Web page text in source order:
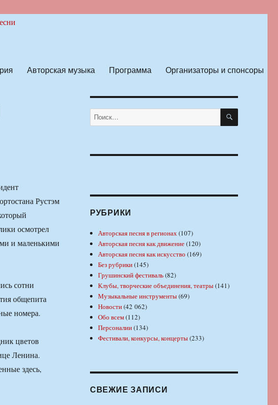
Авторская музыка Программа Организаторы и спонсоры
Рустэм
осмотрел
и маленькими
сотни
общепита
номера.
цветов
Ленина.
здесь,
Искать: ПОИСК
РУБРИКИ
Авторская песня в регионах(107)
Авторская песня как движение(120)
Авторская песня как искусство (169)
Без рубрики(145)
Грушинский фестиваль(82)
Клубы, творческие объединения, театры(141)
Музыкальные инструменты(69)
Новости(42 062)
Обо всем(112)
Персоналии(134)
Фестивали, конкурсы, концерты(233)
СВЕЖИЕ ЗАПИСИ